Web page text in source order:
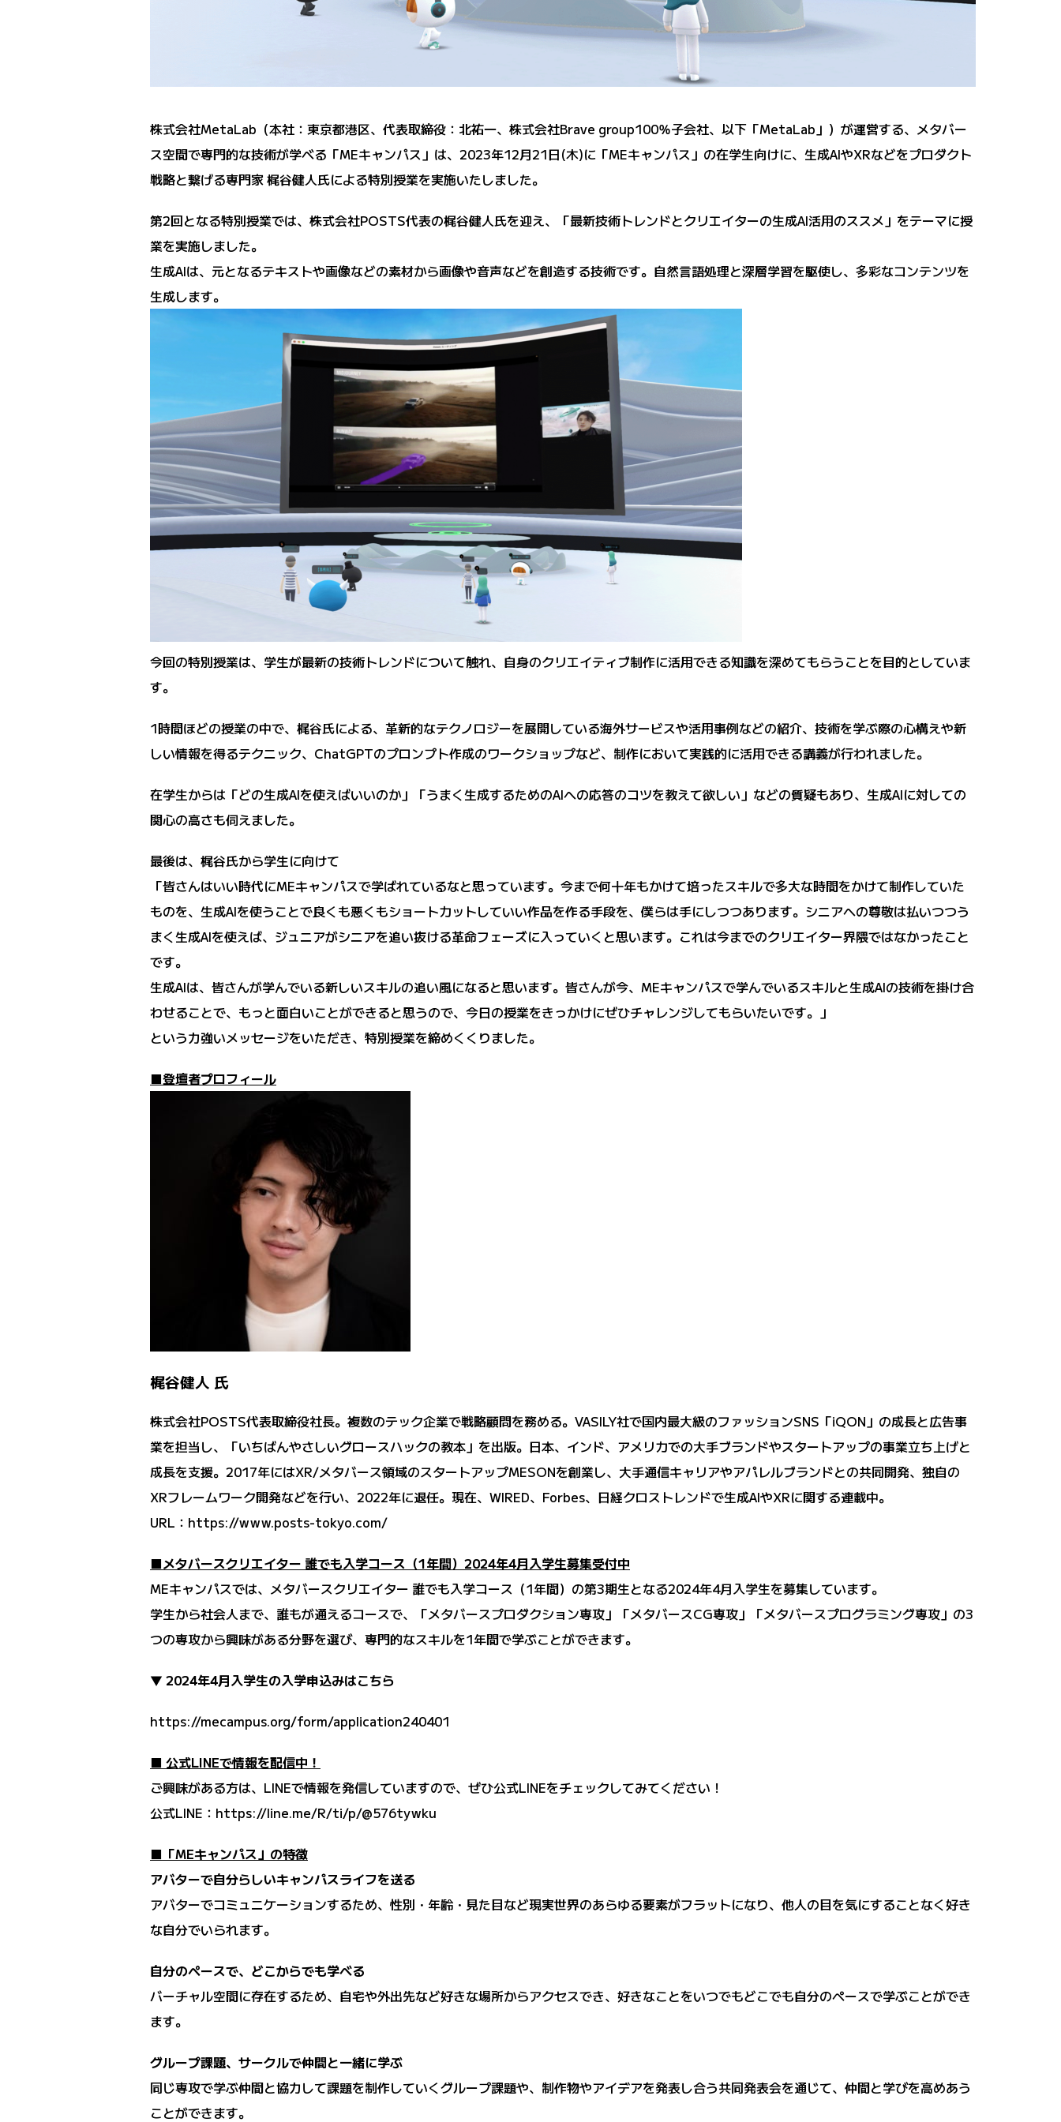
株式会社MetaLab（本社：東京都港区、代表取締役：北祐一、株式会社Brave group100％子会社、以下「MetaLab」）が運営する、メタバー
ス空間で専門的な技術が学べる「MEキャンパス」は、2023年12月21日(木)に「MEキャンパス」の在学生向けに、生成AIやXRなどをプロダクト
戦略と繋げる専門家 梶谷健人氏による特別授業を実施いたしました。
第2回となる特別授業では、株式会社POSTS代表の梶谷健人氏を迎え、「最新技術トレンドとクリエイターの生成AI活用のススメ」をテーマに授
業を実施しました。
生成AIは、元となるテキストや画像などの素材から画像や音声などを創造する技術です。自然言語処理と深層学習を駆使し、多彩なコンテンツを
生成します。
今回の特別授業は、学生が最新の技術トレンドについて触れ、自身のクリエイティブ制作に活用できる知識を深めてもらうことを目的としていま
す。
1時間ほどの授業の中で、梶谷氏による、革新的なテクノロジーを展開している海外サービスや活用事例などの紹介、技術を学ぶ際の心構えや新
しい情報を得るテクニック、ChatGPTのプロンプト作成のワークショップなど、制作において実践的に活用できる講義が行われました。
在学生からは「どの生成AIを使えばいいのか」「うまく生成するためのAIへの応答のコツを教えて欲しい」などの質疑もあり、生成AIに対しての
関心の高さも伺えました。
最後は、梶谷氏から学生に向けて
「皆さんはいい時代にMEキャンパスで学ばれているなと思っています。今まで何十年もかけて培ったスキルで多大な時間をかけて制作していた
ものを、生成AIを使うことで良くも悪くもショートカットしていい作品を作る手段を、僕らは手にしつつあります。シニアへの尊敬は払いつつう
まく生成AIを使えば、ジュニアがシニアを追い抜ける革命フェーズに入っていくと思います。これは今までのクリエイター界隈ではなかったこと
です。
生成AIは、皆さんが学んでいる新しいスキルの追い風になると思います。皆さんが今、MEキャンパスで学んでいるスキルと生成AIの技術を掛け合
わせることで、もっと面白いことができると思うので、今日の授業をきっかけにぜひチャレンジしてもらいたいです。」
という力強いメッセージをいただき、特別授業を締めくくりました。
■登壇者プロフィール
梶谷健人 氏
株式会社POSTS代表取締役社長。複数のテック企業で戦略顧問を務める。VASILY社で国内最大級のファッションSNS「iQON」の成長と広告事
業を担当し、「いちばんやさしいグロースハックの教本」を出版。日本、インド、アメリカでの大手ブランドやスタートアップの事業立ち上げと
成長を支援。2017年にはXR/メタバース領域のスタートアップMESONを創業し、大手通信キャリアやアパレルブランドとの共同開発、独自の
XRフレームワーク開発などを行い、2022年に退任。現在、WIRED、Forbes、日経クロストレンドで生成AIやXRに関する連載中。
URL： https://www.posts-tokyo.com/
■メタバースクリエイター 誰でも入学コース（1年間）2024年4月入学生募集受付中
MEキャンパスでは、メタバースクリエイター 誰でも入学コース（1年間）の第3期生となる2024年4月入学生を募集しています。
学生から社会人まで、誰もが通えるコースで、「メタバースプロダクション専攻」「メタバースCG専攻」「メタバースプログラミング専攻」の3
つの専攻から興味がある分野を選び、専門的なスキルを1年間で学ぶことができます。
▼ 2024年4月入学生の入学申込みはこちら
https://mecampus.org/form/application240401
■ 公式LINEで情報を配信中！
ご興味がある方は、LINEで情報を発信していますので、ぜひ公式LINEをチェックしてみてください！
公式LINE： https://line.me/R/ti/p/@576tywku
■「MEキャンパス」の特徴
アバターで自分らしいキャンパスライフを送る
アバターでコミュニケーションするため、性別・年齢・見た目など現実世界のあらゆる要素がフラットになり、他人の目を気にすることなく好き
な自分でいられます。
自分のペースで、どこからでも学べる
バーチャル空間に存在するため、自宅や外出先など好きな場所からアクセスでき、好きなことをいつでもどこでも自分のペースで学ぶことができ
ます。
グループ課題、サークルで仲間と一緒に学ぶ
同じ専攻で学ぶ仲間と協力して課題を制作していくグループ課題や、制作物やアイデアを発表し合う共同発表会を通じて、仲間と学びを高めあう
ことができます。